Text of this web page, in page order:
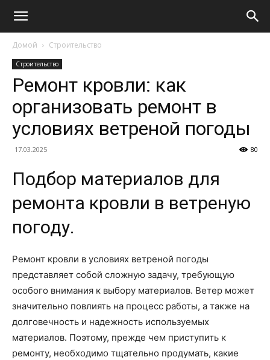
Домой Строительство
Строительство
Ремонт кровли: как
организовать ремонт в
условиях ветреной погоды
17.03.2025 80
Подбор материалов для
ремонта кровли в ветреную
погоду.
Ремонт кровли в условиях ветреной погоды
представляет собой сложную задачу, требующую
особого внимания к выбору материалов. Ветер может
значительно повлиять на процесс работы, а также на
долговечность и надежность используемых
материалов. Поэтому, прежде чем приступить к
ремонту, необходимо тщательно продумать, какие